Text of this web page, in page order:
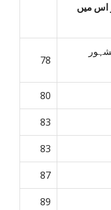
اس میں
78
80
83
83
87
89